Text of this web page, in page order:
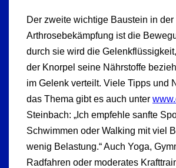
Der zweite wichtige Baustein in der
Arthrosebekämpfung ist die
durch sie wird die
der Knorpel seine Nährstoffe
im Gelenk verteilt. Viele Tipps und
das Thema gibt es auch unter
Steinbach: „Ich empfehle sanfte
Schwimmen oder Walking mit viel
wenig Belastung.“ Auch Yoga,
Radfahren oder moderates